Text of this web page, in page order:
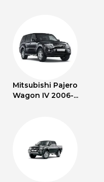
Mitsubishi Pajero
Wagon IV 2006-...